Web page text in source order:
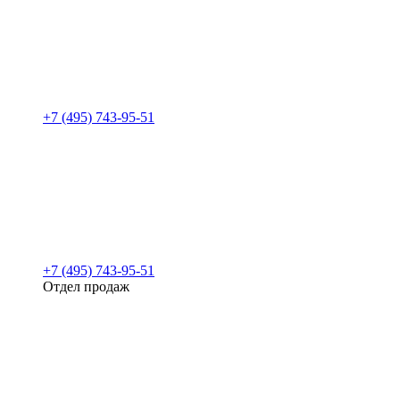
+7 (495) 743-95-51
+7 (495) 743-95-51
Отдел продаж